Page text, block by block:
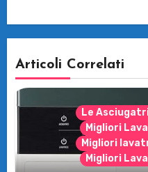
Articoli Correlati
Le
Migliori
Migliori
Migliori